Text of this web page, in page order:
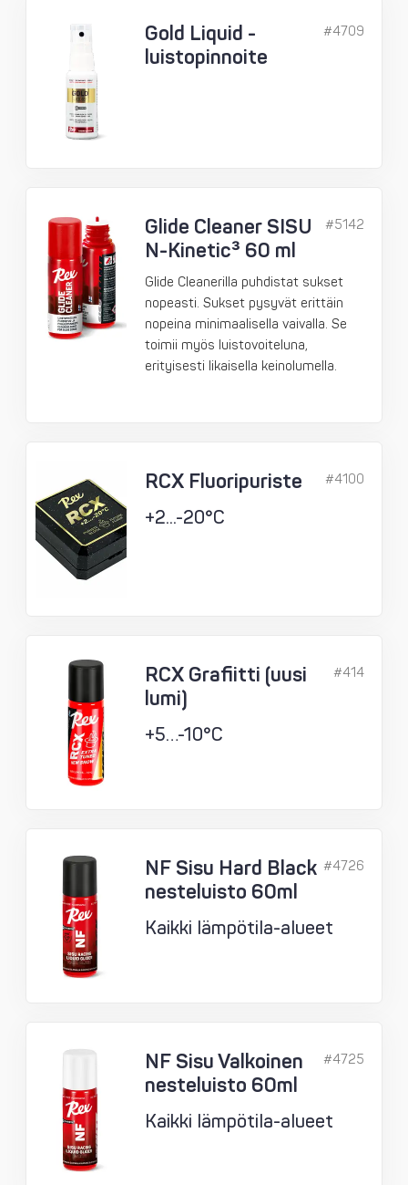
Gold Liquid -
luistopinnoite
#4709
Glide Cleaner SISU
N-Kinetic³ 60 ml
Glide Cleanerilla puhdistat sukset
nopeasti. Sukset pysyvät erittäin
nopeina minimaalisella vaivalla. Se
toimii myös luistovoiteluna,
erityisesti likaisella keinolumella.
#5142
RCX Fluoripuriste
+2...-20°C
#4100
RCX Grafiitti (uusi
lumi)
+5…-10°C
#414
NF Sisu Hard Black
nesteluisto 60ml
Kaikki lämpötila-alueet
#4726
NF Sisu Valkoinen
nesteluisto 60ml
Kaikki lämpötila-alueet
#4725